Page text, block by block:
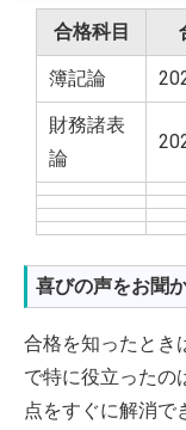
合格科目
簿記論
財務諸表
論
喜びの声をお聞
合格を知ったとき
で特に役立ったの
点をすぐに解消で